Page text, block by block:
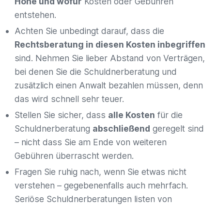
entstehen.
Achten Sie unbedingt darauf, dass die
Rechtsberatung in diesen Kosten inbegriffen
sind. Nehmen Sie lieber Abstand von Verträgen,
bei denen Sie die Schuldnerberatung und
zusätzlich einen Anwalt bezahlen müssen, denn
das wird schnell sehr teuer.
Stellen Sie sicher, dass alle Kosten für die
Schuldnerberatung abschließend geregelt sind
– nicht dass Sie am Ende von weiteren
Gebühren überrascht werden.
Fragen Sie ruhig nach, wenn Sie etwas nicht
verstehen – gegebenenfalls auch mehrfach.
Seriöse Schuldnerberatungen listen von